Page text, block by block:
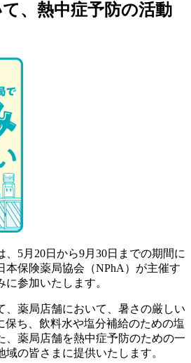
、熱中症予防の活動
5月20日から9月30日までの期間に
本保険薬局協会（NPhA）が主催す
参加いたします。
、薬局店舗において、暑さの厳しい
保ち、飲料水や塩分補給のための塩
、薬局店舗を熱中症予防のための一
の皆さまに提供いたします。